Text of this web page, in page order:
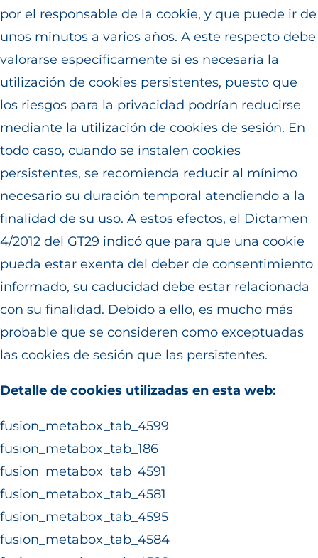
por el responsable de la cookie, y que puede ir de
unos minutos a varios años. A este respecto debe
valorarse específicamente si es necesaria la
utilización de cookies persistentes, puesto que
los riesgos para la privacidad podrían reducirse
mediante la utilización de cookies de sesión. En
todo caso, cuando se instalen cookies
persistentes, se recomienda reducir al mínimo
necesario su duración temporal atendiendo a la
finalidad de su uso. A estos efectos, el Dictamen
4/2012 del GT29 indicó que para que una cookie
pueda estar exenta del deber de consentimiento
informado, su caducidad debe estar relacionada
con su finalidad. Debido a ello, es mucho más
probable que se consideren como exceptuadas
las cookies de sesión que las persistentes.
Detalle de cookies utilizadas en esta web:
fusion_metabox_tab_4599
fusion_metabox_tab_186
fusion_metabox_tab_4591
fusion_metabox_tab_4581
fusion_metabox_tab_4595
fusion_metabox_tab_4584